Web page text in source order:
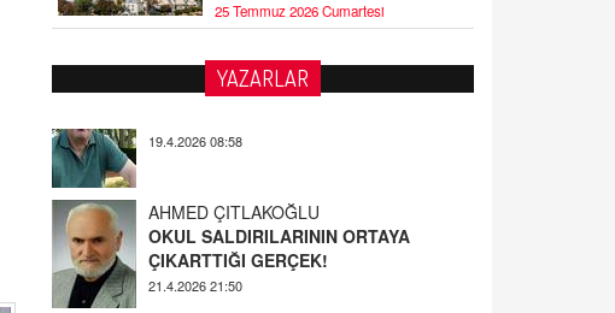
25 Temmuz 2026 Cumartesi
YAZARLAR
AHMED ÇITLAKOĞLU
21.4.2026 21:50
Fatih Bayhan
MAARİF MESELEMİZ ÇIKMAZDA!